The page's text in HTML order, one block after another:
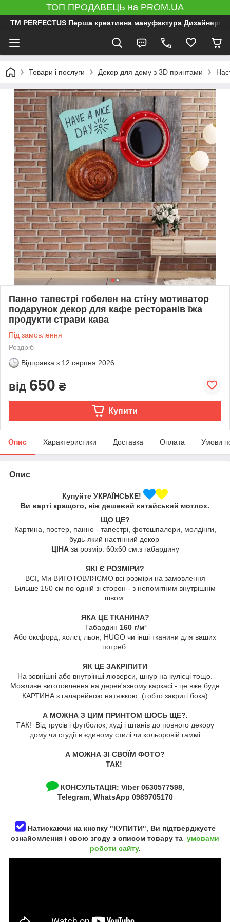
ТОП ПРОДАВЕЦЬ на PROM.UA
ТМ PERFECTUS Перша креативна мануфактура
Товари і послуги Декор для дому з 3D принтами
Панно тапестрі гобелен на стіну мотиватор
подарунок декор для кафе ресторанів їжа
продукти страви кава
Під замовлення
Роздріб
Відправка з 12 серпня 2026
від 650 ₴
Купити
Опис Характеристики Доставка Оплата Умови
Опис
Купуйте УКРАЇНСЬКЕ!
Ви варті кращого, ніж дешевий китайський мотлох.
ЩО ЦЕ?
Картина, постер, панно - тапестрі, фотошпалери, молдінги,
будь-який настінний декор
ЦІНА за розмір: 60х60 см.з габардину
ЯКІ Є РОЗМІРИ?
ВСІ, Ми ВИГОТОВЛЯЄМО всі розміри на замовлення
Більше 150 см по одній зі сторон - з непомітним внутрішнім
швом.
ЯКА ЦЕ ТКАНИНА?
Габардин 160 г/м²
Або оксфорд, холст, льон, HUGO чи інші тканини для ваших
потреб.
ЯК ЦЕ ЗАКРІПИТИ
На зовнішні або внутрінші люверси, шнур на кулісці тощо.
Можливе виготовлення на дерев'язному каркасі - це вже буде
КАРТИНА з галарейною натяжкою. (тобто закриті бока)
А МОЖНА З ЦИМ ПРИНТОМ ШОСЬ ЩЕ?.
ТАК! Від трусів і футболок, худі і штанів до повного декору
дому чи студії в єдиному стилі чи кольоровій гаммі
А МОЖНА ЗІ СВОЇМ ФОТО?
ТАК!
КОНСУЛЬТАЦІЯ: Viber 0630577598,
Telegram, WhatsApp 0989705170
Натискаючи на кнопку "КУПИТИ", Ви підтверджуєте
ознайомлення і свою згоду з описом товару та умовами
роботи сайту.